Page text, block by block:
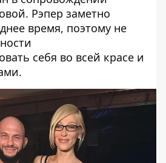
Рэпер заметно
время, поэтому не
себя во всей красе и